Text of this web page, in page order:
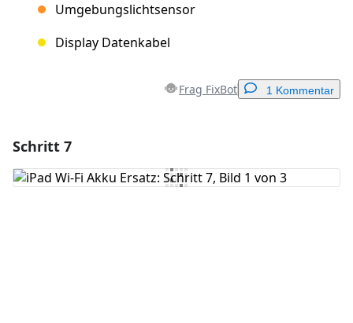
Umgebungslichtsensor
Display Datenkabel
Frag FixBot 1 Kommentar
Kommentar hinzufügen
Schritt 7